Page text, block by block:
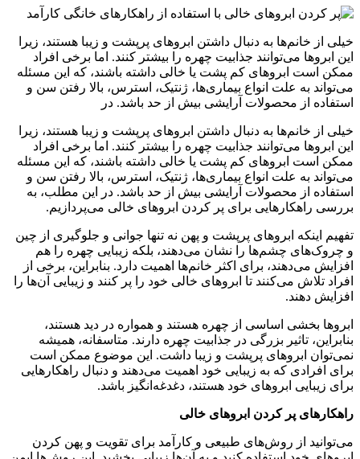
خیلی از خانم‌ها به دنبال داشتن ابروهای پرپشت و زیبا هستند، زیرا
این ابروها می‌توانند جذابیت چهره را بیشتر کنند. اما برخی افراد
ممکن است ابروهای کم پشت یا خالی داشته باشند، که این مسئله
می‌تواند به علت انواع بیماری‌ها، ژنتیک، استرس، بالا رفتن سن و
استفاده از محصولات آرایشی بیش از حد باشد. در
خیلی از خانم‌ها به دنبال داشتن ابروهای پرپشت و زیبا هستند، زیرا
این ابروها می‌توانند جذابیت چهره را بیشتر کنند. اما برخی افراد
ممکن است ابروهای کم پشت یا خالی داشته باشند، که این مسئله
می‌تواند به علت انواع بیماری‌ها، ژنتیک، استرس، بالا رفتن سن و
استفاده از محصولات آرایشی بیش از حد باشد. در این مطلب، به
بررسی راهکارهایی برای پر کردن ابروهای خالی می‌پردازیم.
تفهیم اینکه ابروهای پرپشت و پهن نه تنها جوانی و جلوگیری از چین
و چروک‌های چشم‌ها را نشان می‌دهند، بلکه زیبایی چهره را هم
افزایش می‌دهند، برای اکثر خانم‌ها اهمیت دارد. بنابراین، برخی از
افراد تلاش می‌کنند تا ابروهای خالی خود را پر کنند و زیبایی آن‌ها را
افزایش دهند.
ابروها بخشی اساسی از چهره هستند و همواره در دید هستند،
بنابراین، تاثیر بزرگی در جذابیت چهره دارند. متاسفانه، همیشه
نمی‌توان ابروهای پرپشت و زیبا داشت. این موضوع ممکن است
برای افرادی که به زیبایی خود اهمیت می‌دهند و دنبال راهکارهایی
برای زیبایی ابروهای خود هستند، دغدغه‌انگیز باشد.
راهکارهای پر کردن ابروهای خالی
می‌توانید از روش‌های طبیعی و کارآمد برای تقویت و پهن کردن